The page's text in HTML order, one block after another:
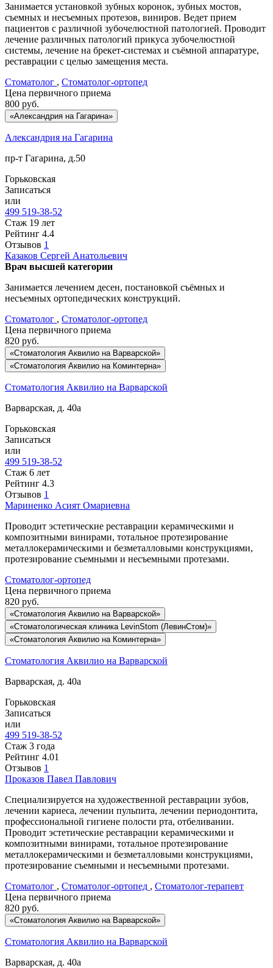
Занимается установкой зубных коронок, зубных мостов,
съемных и несъемных протезов, виниров. Ведет прием
пациентов с различной зубочелюстной патологией. Проводит
лечение различных патологий прикуса зубочелюстной
системы, лечение на брекет-системах и съёмной аппаратуре,
реставрации с целью замещения места.
Стоматолог , Стоматолог-ортопед
Цена первичного приема
800 руб.
«Александрия на Гагарина»
Александрия на Гагарина
пр-т Гагарина, д.50
Горьковская
Записаться
или
499 519-38-52
Стаж 19 лет
Рейтинг 4.4
Отзывов 1
Казаков Сергей Анатольевич
Врач высшей категории
Занимается лечением десен, постановкой съёмных и
несъемных ортопедических конструкций.
Стоматолог , Стоматолог-ортопед
Цена первичного приема
820 руб.
«Стоматология Аквилио на Варварской»
«Стоматология Аквилио на Коминтерна»
Стоматология Аквилио на Варварской
Варварская, д. 40а
Горьковская
Записаться
или
499 519-38-52
Стаж 6 лет
Рейтинг 4.3
Отзывов 1
Мариненко Асият Омариевна
Проводит эстетические реставрации керамическими и
композитными винирами, тотальное протезирование
металлокерамическими и безметалловыми конструкциями,
протезирование съемными и несъемными протезами.
Стоматолог-ортопед
Цена первичного приема
820 руб.
«Стоматология Аквилио на Варварской»
«Стоматологическая клиника LevinStom (ЛевинСтом)»
«Стоматология Аквилио на Коминтерна»
Стоматология Аквилио на Варварской
Варварская, д. 40а
Горьковская
Записаться
или
499 519-38-52
Стаж 3 года
Рейтинг 4.01
Отзывов 1
Проказов Павел Павлович
Специализируется на художественной реставрации зубов,
лечении кариеса, лечении пульпита, лечении периодонтита,
профессиональной гигиене полости рта, отбеливании.
Проводит эстетические реставрации керамическими и
композитными винирами, тотальное протезирование
металлокерамическими и безметалловыми конструкциями,
протезирование съемными и несъемными протезами.
Стоматолог , Стоматолог-ортопед , Стоматолог-терапевт
Цена первичного приема
820 руб.
«Стоматология Аквилио на Варварской»
Стоматология Аквилио на Варварской
Варварская, д. 40а